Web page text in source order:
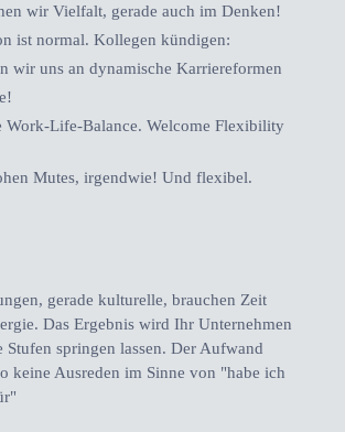
wir Vielfalt, gerade auch im Denken!
ist normal. Kollegen kündigen:
wir uns an dynamische Karriereformen
Work-Life-Balance. Welcome Flexibility
Mutes, irgendwie! Und flexibel.
gerade kulturelle, brauchen Zeit
Das Ergebnis wird Ihr Unternehmen
Stufen springen lassen. Der Aufwand
keine Ausreden im Sinne von "habe ich